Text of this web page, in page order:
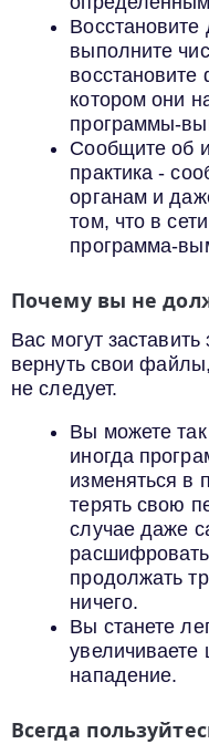
Восстановите
выполните
котором они
программы-
Сообщите об
практика -
органам и
том, что в
программа-
Почему вы не
Вас могут
вернуть свои
не следует.
Вы можете
иногда
изменяться в
терять свою
случае даже
продолжать
ничего.
Вы станете
нападение.
Всегда